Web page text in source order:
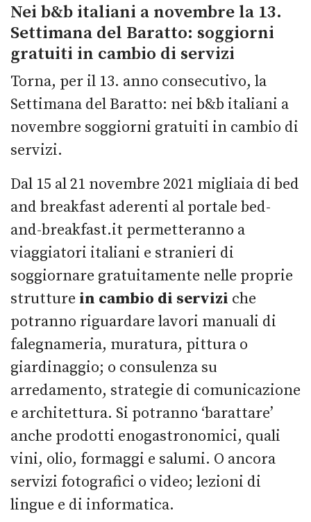
Nei b&b italiani a novembre la 13.
Settimana del Baratto: soggiorni
gratuiti in cambio di servizi
Torna, per il 13. anno consecutivo, la
Settimana del Baratto: nei b&b italiani a
novembre soggiorni gratuiti in cambio di
servizi.
Dal 15 al 21 novembre 2021 migliaia di bed
and breakfast aderenti al portale bed-
and-breakfast.it permetteranno a
viaggiatori italiani e stranieri di
soggiornare gratuitamente nelle proprie
strutture in cambio di servizi che
potranno riguardare lavori manuali di
falegnameria, muratura, pittura o
giardinaggio; o consulenza su
arredamento, strategie di comunicazione
e architettura. Si potranno ‘barattare’
anche prodotti enogastronomici, quali
vini, olio, formaggi e salumi. O ancora
servizi fotografici o video; lezioni di
lingue e di informatica.